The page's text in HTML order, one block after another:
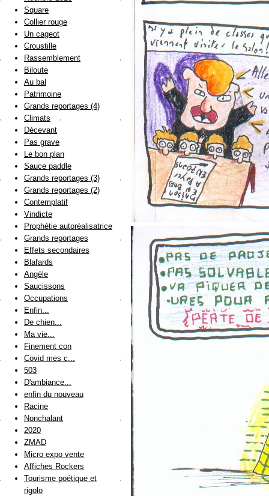
Square
Collier rouge
Un cageot
Croustille
Rassemblement
Biloute
Au bal
Patrimoine
Grands reportages (4)
Climats
Décevant
Pas grave
Le bon plan
Sauce paddle
Grands reportages (3)
Grands reportages (2)
Contemplatif
Vindicte
Prophétie autoréalisatrice
Grands reportages
Effets secondaires
Blafards
Angèle
Saucissons
Occupations
Enfin...
De chien...
Ma vie...
Finement con
Covid mes c...
503
D'ambiance...
enfin du nouveau
Racine
Nonchalant
2020
ZMAD
Micro expo vente
Affiches Rockers
Tourisme poétique et
rigolo